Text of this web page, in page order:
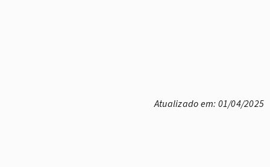
Atualizado em: 01/04/2025